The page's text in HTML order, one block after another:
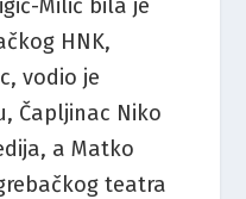
Milić bila je
HNK,
vodio je
Čapljinac Niko
a Matko
teatra